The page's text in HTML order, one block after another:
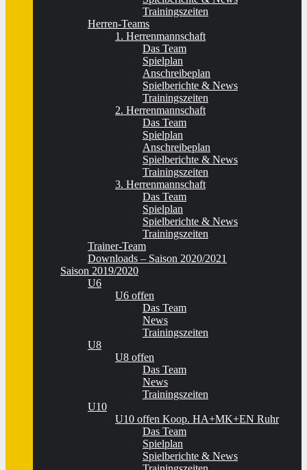
Trainingszeiten
Herren-Teams
1. Herrenmannschaft
Das Team
Spielplan
Anschreibeplan
Spielberichte & News
Trainingszeiten
2. Herrenmannschaft
Das Team
Spielplan
Anschreibeplan
Spielberichte & News
Trainingszeiten
3. Herrenmannschaft
Das Team
Spielplan
Spielberichte & News
Trainingszeiten
Trainer-Team
Downloads – Saison 2020/2021
Saison 2019/2020
U6
U6 offen
Das Team
News
Trainingszeiten
U8
U8 offen
Das Team
News
Trainingszeiten
U10
U10 offen Koop. HA+MK+EN Ruhr
Das Team
Spielplan
Spielberichte & News